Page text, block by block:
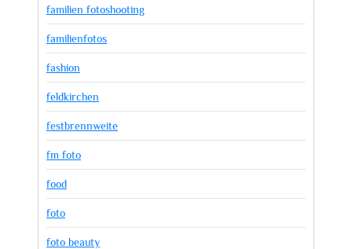
familien fotoshooting
familienfotos
fashion
feldkirchen
festbrennweite
fm foto
food
foto
foto beauty